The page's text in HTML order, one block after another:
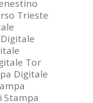
Trieste
Tor
Digitale
Stampa